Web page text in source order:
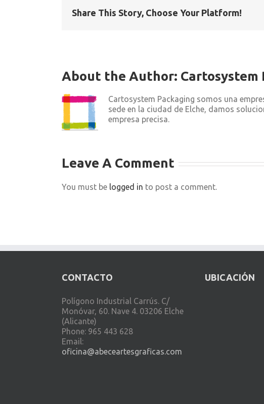
Share This Story, Choose Your Platform!
About the Author: Cartosystem
Cartosystem Packaging somos una
sede en la ciudad de Elche, damos
empresa precisa.
Leave A Comment
You must be logged in to post a comment.
CONTACTO
Polígono Industrial Carrús. C/
Monóvar, 60. Nave 4. 03206 Elche
(Alicante)
Phone: 965 443 628
Email:
oficina@abeceartesgraficas.com
UBICACIÓN